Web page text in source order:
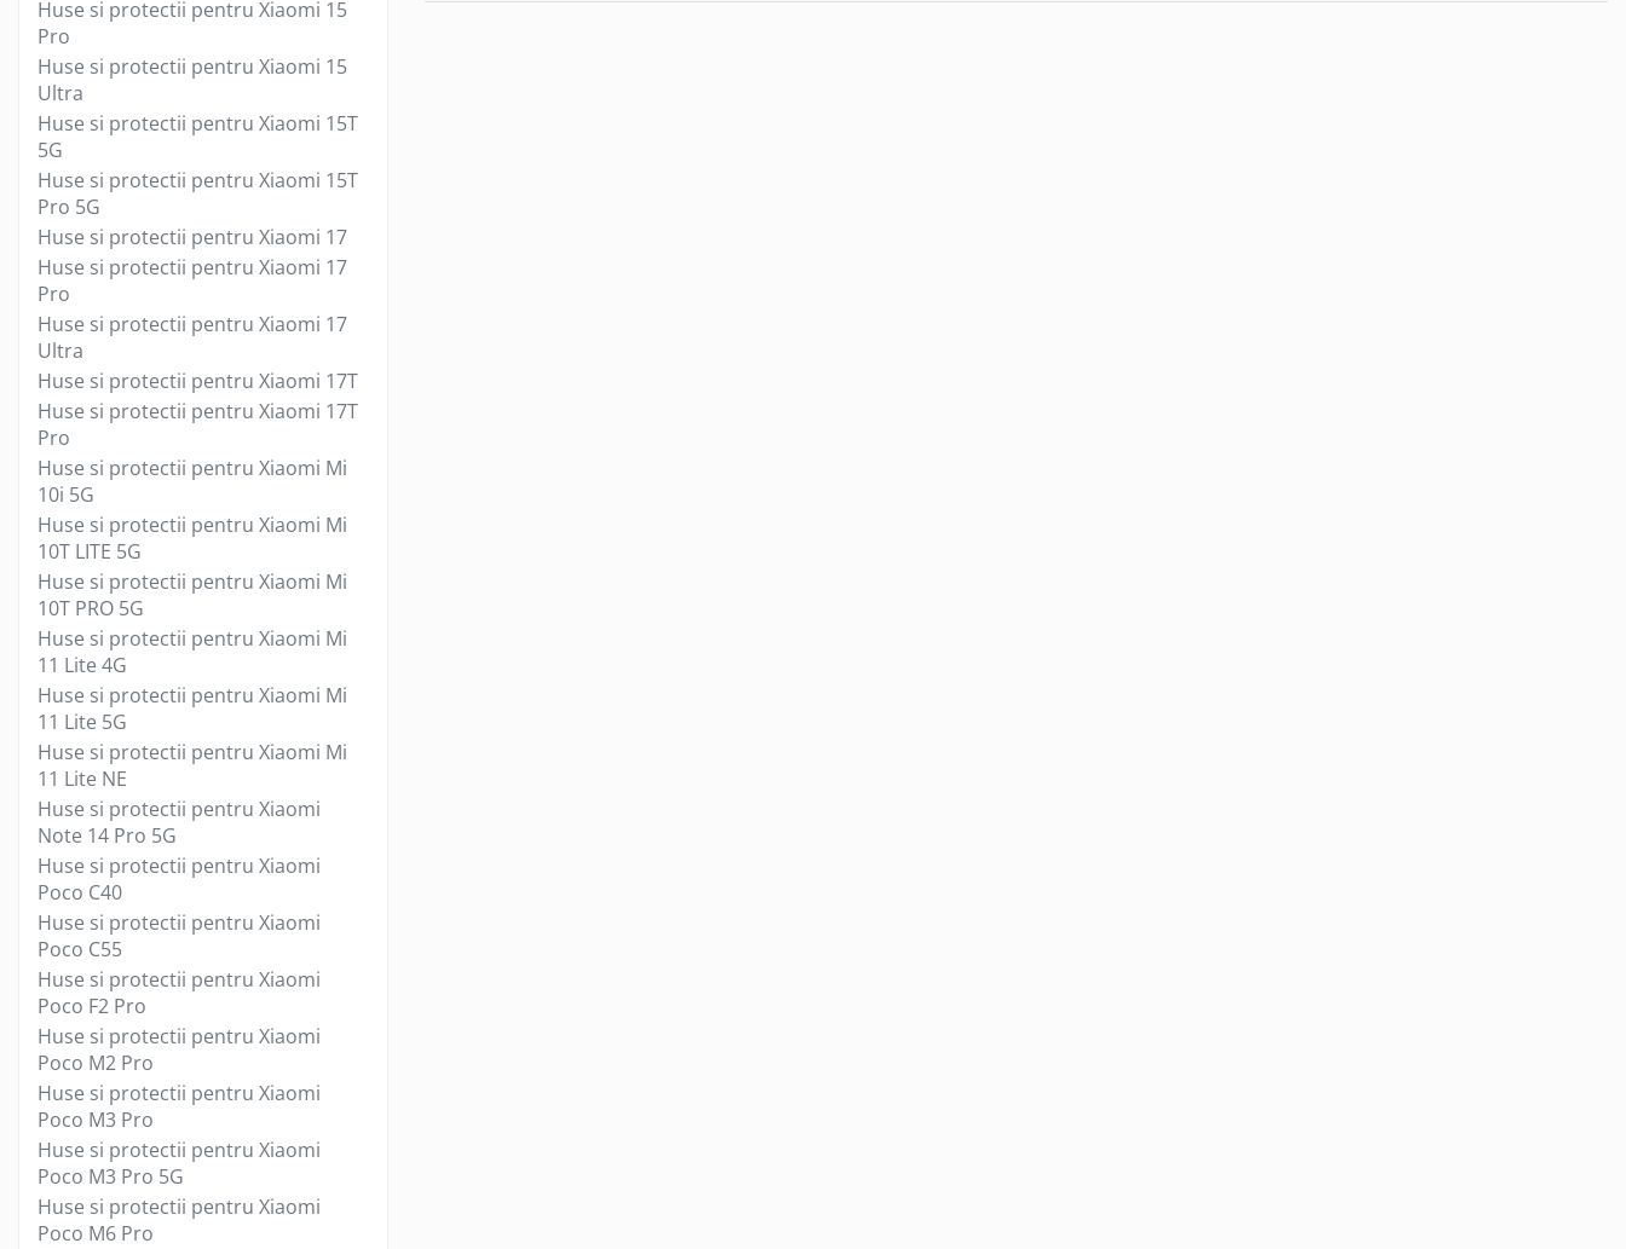
Casti Gaming
Fashion Items
Gamepad
Gamepad USB
Microfoane Gaming
Mouse Gaming
Mouse Pad Gaming
Tastatura Gaming
Accesorii IT
Accesorii laptop
Cooler laptop
Ventilatoare USB
Accesorii monitoare
Suporturi monitoare
Accesorii smartphone
Accesorii SIM
Adaptoare smartphone
Cabluri iPhone
Cabluri microUSB
Cabluri USB tip C
Casti cu cablu
Casti wireless
Gadgets smartphone
Huse smartphone
Incarcatoare wireless
Incarcator auto
Incarcator priza retea
Lentile smartphone
Microfoane pentru smartphone
Ochelari Virtuali pentru
smartphone
Selfie Stickuri & Stative pentru
Smartphone
Stickers smartphone
Stylus pen
Suport auto
Suport birou
Telecomanda Smart
Huse si protectii pentru Xiaomi 15
Pro
Huse si protectii pentru Xiaomi 15
Ultra
Huse si protectii pentru Xiaomi 15T
5G
Huse si protectii pentru Xiaomi 15T
Pro 5G
Huse si protectii pentru Xiaomi 17
Huse si protectii pentru Xiaomi 17
Pro
Huse si protectii pentru Xiaomi 17
Ultra
Huse si protectii pentru Xiaomi 17T
Huse si protectii pentru Xiaomi 17T
Pro
Huse si protectii pentru Xiaomi Mi
10i 5G
Huse si protectii pentru Xiaomi Mi
10T LITE 5G
Huse si protectii pentru Xiaomi Mi
10T PRO 5G
Huse si protectii pentru Xiaomi Mi
11 Lite 4G
Huse si protectii pentru Xiaomi Mi
11 Lite 5G
Huse si protectii pentru Xiaomi Mi
11 Lite NE
Huse si protectii pentru Xiaomi
Note 14 Pro 5G
Huse si protectii pentru Xiaomi
Poco C40
Huse si protectii pentru Xiaomi
Poco C55
Huse si protectii pentru Xiaomi
Poco F2 Pro
Huse si protectii pentru Xiaomi
Poco M2 Pro
Huse si protectii pentru Xiaomi
Poco M3 Pro
Huse si protectii pentru Xiaomi
Poco M3 Pro 5G
Huse si protectii pentru Xiaomi
Poco M6 Pro